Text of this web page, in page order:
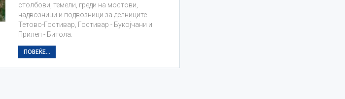
столбови, темели, греди на мостови,
надвозници и подвозници за делниците
Тетово-Гостивар, Гостивар - Букојчани и
Прилеп - Битола.
ПОВЕЌЕ...